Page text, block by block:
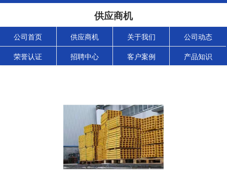
供应商机
公司首页 供应商机 关于我们 公司动态
荣誉认证 招聘中心 客户案例 产品知识